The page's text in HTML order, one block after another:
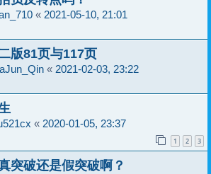
« 2021-05-10, 21:01
版81页与117页
« 2021-02-03, 23:22
« 2020-01-05, 23:37
1 2 3
突破还是假突破啊？